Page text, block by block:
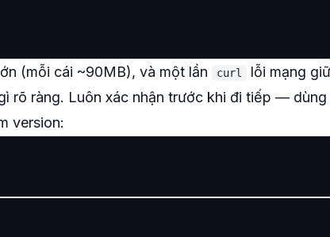
(mỗi cái ~90MB), và một lần curl
lỗi mạng
rõ ràng. Luôn xác nhận trước khi đi tiếp — dùng
version: